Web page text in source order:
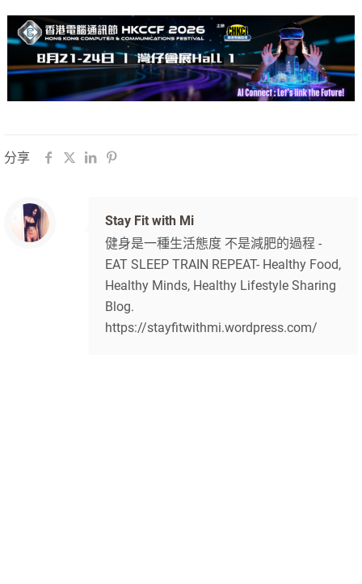
分享
Stay Fit with Mi
健身是一種生活態度 不是減肥的過程 -
EAT SLEEP TRAIN REPEAT- Healthy Food,
Healthy Minds, Healthy Lifestyle Sharing
Blog.
https://stayfitwithmi.wordpress.com/